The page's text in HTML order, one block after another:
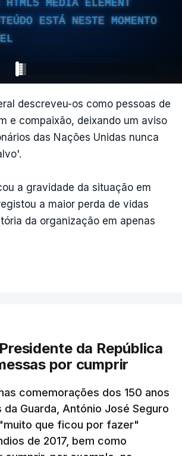
HTML5 MEDIA ELEMENT
ESTÁ NESTE MOMENTO
descreveu-os como pessoas de
e compaixão, deixando um aviso
das Nações Unidas nunca
a gravidade da situação em
a maior perda de vidas
da organização em apenas
da República
por cumprir
comemorações dos 150 anos
da Guarda, António José Seguro
que ficou por fazer"
de 2017, bem como